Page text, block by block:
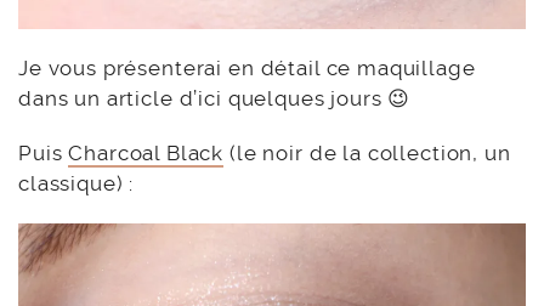
Je vous présenterai en détail ce maquillage
dans un article d’ici quelques jours 😉
PuisCharcoal Black (le noir de la collection, un
classique) :